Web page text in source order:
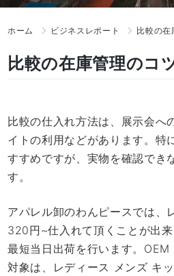
ホーム ビジネスレポート 比較の在
比較の在庫管理のコ
比較の仕入れ方法は、展示会へ
イトの利用などがあります。特
すすめですが、実物を確認でき
す。
アパレル卸のわんピースでは、
320円~仕入れて頂くことが出来
最短当日出荷を行います。OEM
対象は、レディース メンズ キ